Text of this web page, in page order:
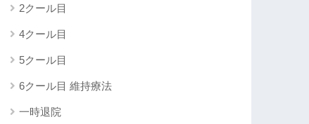
2クール目
4クール目
5クール目
6クール目 維持療法
一時退院